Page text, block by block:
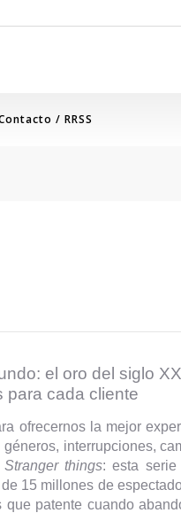
/ RRSS
el oro del siglo
para cada cliente
ofrecernos la mejor
géneros, interrupciones,
Stranger things: esta serie
15 millones de
patente cuando